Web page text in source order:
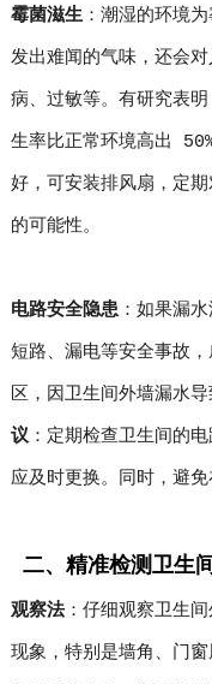
霉菌滋生：潮湿的环境
发出难闻的气味，还会
病、过敏等。有研究表
生率比正常环境高出
好，可安装排风扇，定
的可能性。
电路安全隐患：如果漏
短路、漏电等安全事故
区，因卫生间外墙漏水
议：定期检查卫生间的
应及时更换。同时，避免
二、精准检测卫生
观察法：仔细观察卫生
现象，特别是墙角、门